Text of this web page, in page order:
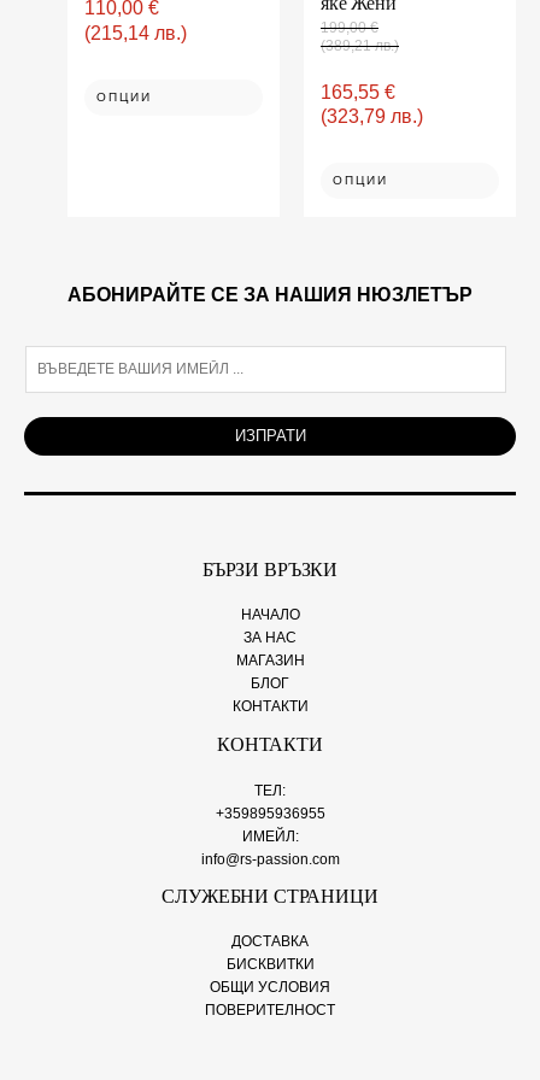
110,00 €
(215,14 лв.)
ОПЦИИ
chosen
on
the
199,00€
(389,21 лв.)
165,55 €
(323,79 лв.)
ОПЦИИ
options
may
be
on
the
АБОНИРАЙТЕ СЕ ЗА НАШИЯ НЮЗЛЕТЪР
i
l
ИЗПРАТИ
БЪРЗИ ВРЪЗКИ
НАЧАЛО
ЗА НАС
МАГАЗИН
БЛОГ
КОНТАКТИ
КОНТАКТИ
ТЕЛ:
+359895936955
ИМЕЙЛ:
info@rs-passion.com
СЛУЖЕБНИ СТРАНИЦИ
ДОСТАВКА
БИСКВИТКИ
ОБЩИ УСЛОВИЯ
ПОВЕРИТЕЛНОСТ